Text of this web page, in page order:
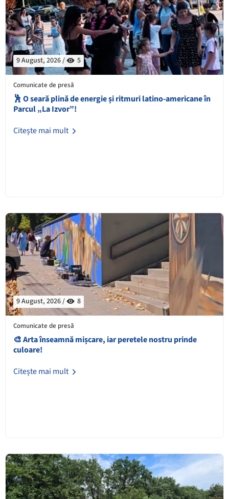
9 August, 2026 / 5
Comunicate de presă
🕺 O seară plină de energie și ritmuri latino-americane în
Parcul „La Izvor”!
Citește mai mult
9 August, 2026 / 8
Comunicate de presă
🎨 Arta înseamnă mișcare, iar peretele nostru prinde
culoare!
Citește mai mult